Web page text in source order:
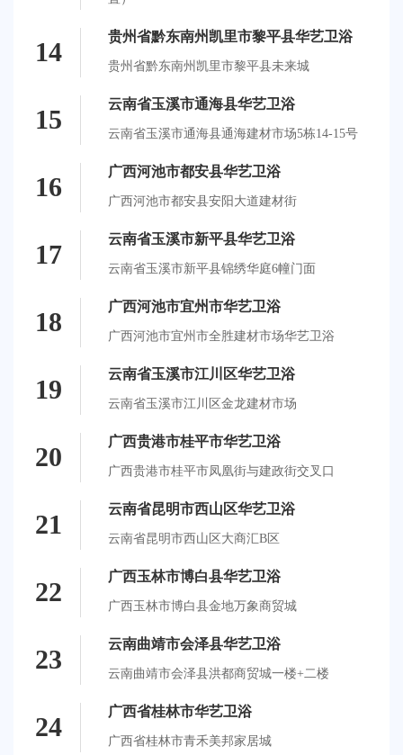
14
贵州省黔东南州凯里市黎平县华艺卫浴
贵州省黔东南州凯里市黎平县未来城
15
云南省玉溪市通海县华艺卫浴
云南省玉溪市通海县通海建材市场5栋14-15号
16
广西河池市都安县华艺卫浴
广西河池市都安县安阳大道建材街
17
云南省玉溪市新平县华艺卫浴
云南省玉溪市新平县锦绣华庭6幢门面
18
广西河池市宜州市华艺卫浴
广西河池市宜州市全胜建材市场华艺卫浴
19
云南省玉溪市江川区华艺卫浴
云南省玉溪市江川区金龙建材市场
20
广西贵港市桂平市华艺卫浴
广西贵港市桂平市凤凰街与建政街交叉口
21
云南省昆明市西山区华艺卫浴
云南省昆明市西山区大商汇B区
22
广西玉林市博白县华艺卫浴
广西玉林市博白县金地万象商贸城
23
云南曲靖市会泽县华艺卫浴
云南曲靖市会泽县洪都商贸城一楼+二楼
24
广西省桂林市华艺卫浴
广西省桂林市青禾美邦家居城